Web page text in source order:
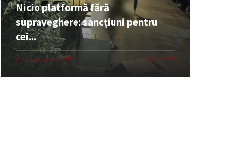
Nicio platformă fără
supraveghere: sancțiuni pentru
cei...
06 AUG. 2026 ȘTIRI 0 COMENTARII